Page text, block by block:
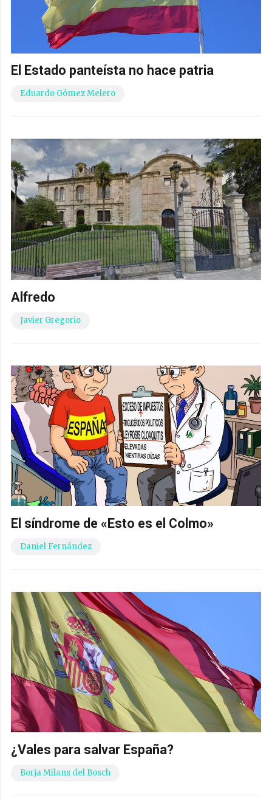
El Estado panteísta no hace patria
Eduardo Gómez Melero
Alfredo
Javier Gregorio
El síndrome de «Esto es el Colmo»
Daniel Fernández
¿Vales para salvar España?
Borja Milans del Bosch